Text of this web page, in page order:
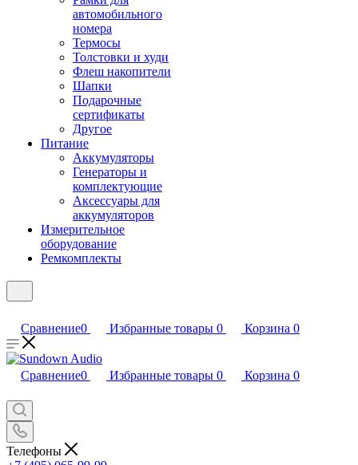
автомобильного
номера
Термосы
Толстовки и худи
Флеш накопители
Шапки
Подарочные
сертификаты
Другое
Питание
Аккумуляторы
Генераторы и
комплектующие
Аксессуары для
аккумуляторов
Измерительное
оборудование
Ремкомплекты
Сравнение0 Избранные товары 0 Корзина 0
Сравнение0 Избранные товары 0 Корзина 0
Телефоны